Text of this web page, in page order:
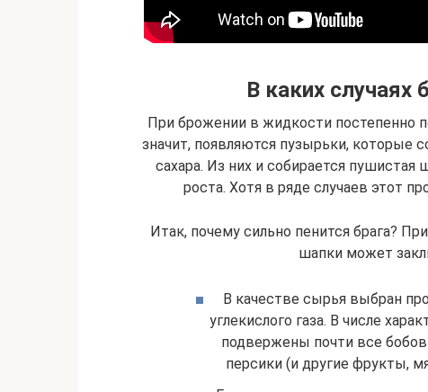
В каких случаях
При брожении в жидкости постепенно
значит, появляются пузырьки, которые
сахара. Из них и собирается пушистая
роста. Хотя в ряде случаев этот
Итак, почему сильно пенится брага?
шапки может
В качестве сырья выбран
углекислого газа. В числе
подвержены почти все
персики (и другие фрукты,